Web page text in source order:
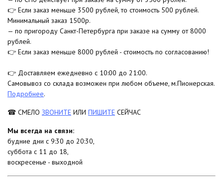
👉 Если заказ меньше 3500 рублей, то стоимость 500 рублей.
Минимальный заказ 1500р.
— по пригороду Санкт-Петербурга при заказе на сумму от 8000
рублей.
👉 Если заказ меньше 8000 рублей - стоимость по согласованию!
👉 Доставляем ежедневно с 10:00 до 21:00.
Самовывоз со склада возможен при любом объеме, м.Пионерская.
Подробнее.
☎ СМЕЛО ЗВОНИТЕ ИЛИ ПИШИТЕ СЕЙЧАС
Мы всегда на связи:
будние дни с 9:30 до 20:30,
суббота с 11 до 18,
воскресенье - выходной